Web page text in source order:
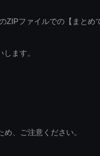
ファイルでの【まとめ
ます。
、ご注意ください。